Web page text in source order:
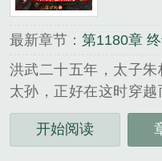
最新章节： 第1180章
洪武二十五年，太子
太孙，正好在这时穿
一争那个位置。要不然
叔朱棣起兵靖难，兵
开始阅读